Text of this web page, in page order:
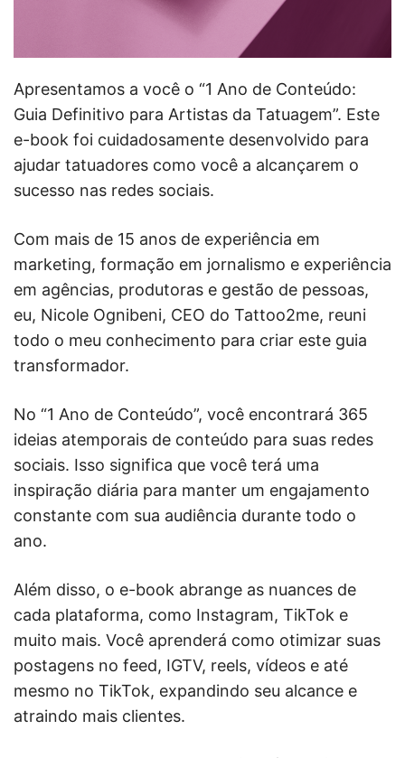
Apresentamos a você o “1 Ano de Conteúdo:
Guia Definitivo para Artistas da Tatuagem”. Este
e-book foi cuidadosamente desenvolvido para
ajudar tatuadores como você a alcançarem o
sucesso nas redes sociais.
Com mais de 15 anos de experiência em
marketing, formação em jornalismo e experiência
em agências, produtoras e gestão de pessoas,
eu, Nicole Ognibeni, CEO do Tattoo2me, reuni
todo o meu conhecimento para criar este guia
transformador.
No “1 Ano de Conteúdo”, você encontrará 365
ideias atemporais de conteúdo para suas redes
sociais. Isso significa que você terá uma
inspiração diária para manter um engajamento
constante com sua audiência durante todo o
ano.
Além disso, o e-book abrange as nuances de
cada plataforma, como Instagram, TikTok e
muito mais. Você aprenderá como otimizar suas
postagens no feed, IGTV, reels, vídeos e até
mesmo no TikTok, expandindo seu alcance e
atraindo mais clientes.